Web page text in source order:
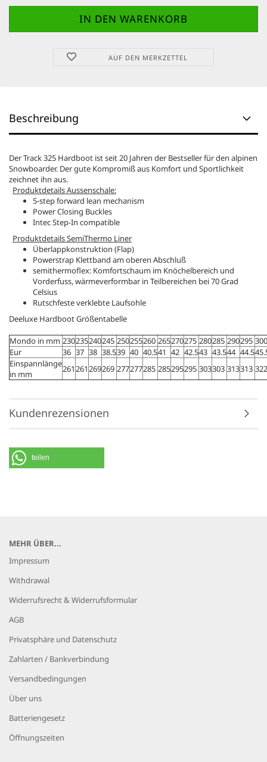
AUF DEN MERKZETTEL
Beschreibung
Der Track 325 Hardboot ist seit 20 Jahren der Bestseller für den alpinen
Snowboarder. Der gute Kompromiß aus Komfort und Sportlichkeit
zeichnet ihn aus.
Produktdetails Aussenschale:
5-step forward lean mechanism
Power Closing Buckles
Intec Step-In compatible
Produktdetails SemiThermo Liner
Überlappkonstruktion (Flap)
Powerstrap Klettband am oberen Abschluß
semithermoflex: Komfortschaum im Knöchelbereich und
Vorderfuss, wärmeverformbar in Teilbereichen bei 70 Grad
Celsius
Rutschfeste verklebte Laufsohle
Deeluxe Hardboot Größentabelle
Mondo in mm 230235240245 250255260 265270275 280285 290295 300
Eur
36 37 38 38.539 40 40.541 42 42.543 43.544 44.5
Einspannlänge
in mm
261261269269 277277285 285295295 303303 313313 322
Kundenrezensionen
teilen
MEHR ÜBER...
Impressum
Withdrawal
Widerrufsrecht & Widerrufsformular
AGB
Privatsphäre und Datenschutz
Zahlarten / Bankverbindung
Versandbedingungen
Über uns
Batteriengesetz
Öffnungszeiten